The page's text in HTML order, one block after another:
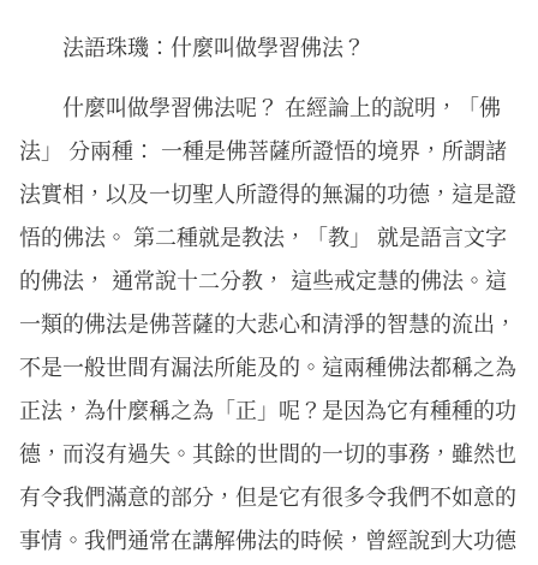
法語珠璣：什麼叫做學習佛法？
什麼叫做學習佛法呢？ 在經論上的說明，「佛
法」 分兩種： 一種是佛菩薩所證悟的境界，所謂諸
法實相，以及一切聖人所證得的無漏的功德，這是證
悟的佛法。 第二種就是教法，「教」 就是語言文字
的佛法， 通常說十二分教， 這些戒定慧的佛法。這
一類的佛法是佛菩薩的大悲心和清淨的智慧的流出，
不是一般世間有漏法所能及的。這兩種佛法都稱之為
正法，為什麼稱之為「正」呢？是因為它有種種的功
德，而沒有過失。其餘的世間的一切的事務，雖然也
有令我們滿意的部分，但是它有很多令我們不如意的
事情。我們通常在講解佛法的時候，曾經說到大功德